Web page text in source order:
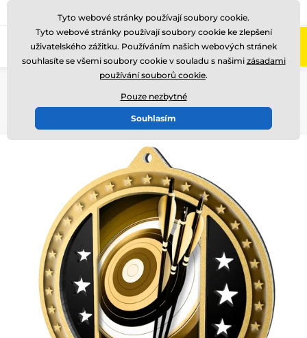
Zavolejte nám (Po-Pá 8-17)
Tyto webové stránky používají soubory cookie.
Tyto webové stránky používají soubory cookie ke zlepšení
uživatelského zážitku. Používáním našich webových stránek
souhlasíte se všemi soubory cookie v souladu s našimi zásadami
používání souborů cookie.
Pouze nezbytné
Souhlasím